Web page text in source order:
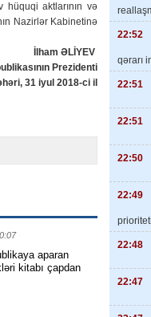
hüquqi aktlarının və
Nazirlər Kabinetinə
İlham ƏLİYEV
Prezidenti
31 iyul 2018-ci il
aparan
kitabı çapdan
22:52
qərarı
22:51
22:51
22:50
22:49
22:48
22:47